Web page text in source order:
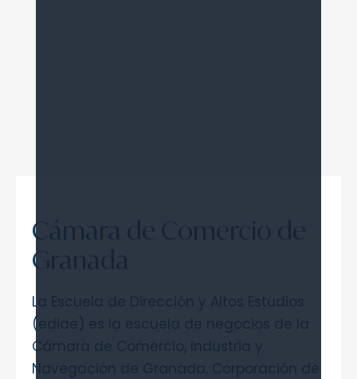
Cámara de Comercio de
Granada
La Escuela de Dirección y Altos Estudios
(ediae) es la escuela de negocios de la
Cámara de Comercio, Industria y
Navegación de Granada, Corporación de